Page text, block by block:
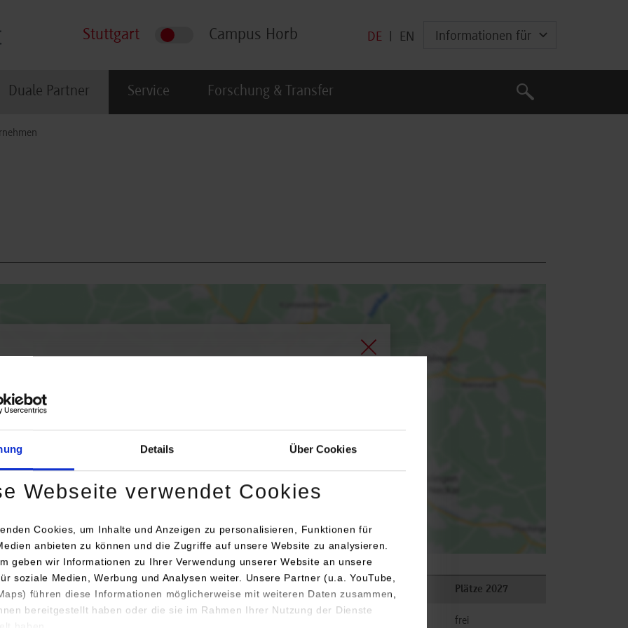
Details Über Cookies
Webseite verwendet Cookies
Cookies, um Inhalte und Anzeigen zu personalisieren, Funktionen für
anbieten zu können und die Zugriffe auf unsere Website zu analysieren.
geben wir Informationen zu Ihrer Verwendung unserer Website an unsere
soziale Medien, Werbung und Analysen weiter. Unsere Partner (u.a. YouTube,
führen diese Informationen möglicherweise mit weiteren Daten zusammen,
bereitgestellt haben oder die sie im Rahmen Ihrer Nutzung der Dienste
Stuttgart Campus Horb DE EN Informationen für
Duale Partner Service Forschung & Transfer
Suche
Suche
Anschrift / Ansprechperson Bemerkungen Plätze 2027
frei